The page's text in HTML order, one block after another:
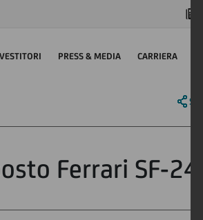
PRESS & MEDIA CARRIERA
Ferrari SF-